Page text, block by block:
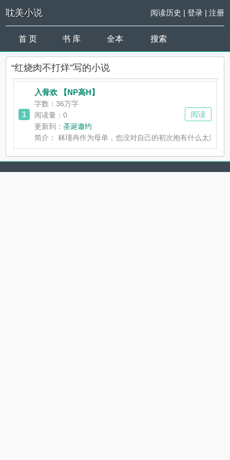
耽美小说 阅读历史 | 登录| 注册
首 页 书 库 全本 搜索
“红烧肉不打烊”写的小说
1
入骨欢 【NP高H】
字数：36万字
阅读量：0
更新到：圣诞邀约
简介：
林瑾冉作为母单，也没对自己的初次抱有什么太浪漫
阅读